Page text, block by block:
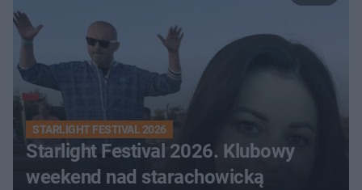
STARLIGHT FESTIVAL 2026
Starlight Festival 2026. Klubowy
weekend nad starachowicką